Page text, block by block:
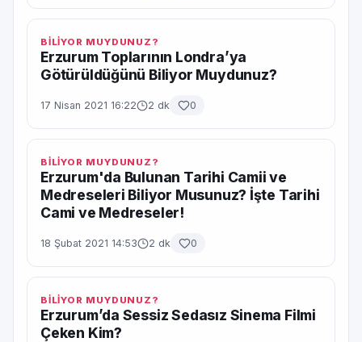
BİLİYOR MUYDUNUZ?
Erzurum Toplarının Londra’ya
Götürüldüğünü Biliyor Muydunuz?
17 Nisan 2021 16:22 2 dk 0
BİLİYOR MUYDUNUZ?
Erzurum'da Bulunan Tarihi Camii ve
Medreseleri Biliyor Musunuz? İşte Tarihi
Cami ve Medreseler!
18 Şubat 2021 14:53 2 dk 0
BİLİYOR MUYDUNUZ?
Erzurum’da Sessiz Sedasız Sinema Filmi
Çeken Kim?